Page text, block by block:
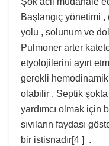
Başlangıç yönetimi
yolu , solunum ve
Pulmoner arter
etyolojilerini ayırt
gerekli
olabilir . Septik
yardımcı olmak için
sıvıların faydası
bir istisnadır[4 ] .